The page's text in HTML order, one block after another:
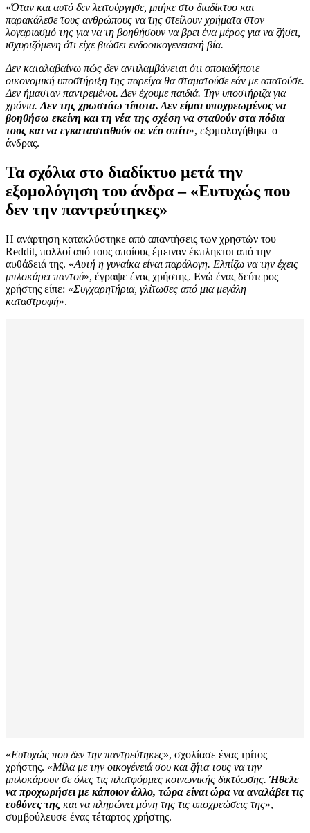
«Όταν και αυτό δεν λειτούργησε, μπήκε στο διαδίκτυο και
παρακάλεσε τους ανθρώπους να της στείλουν χρήματα στον
λογαριασμό της για να τη βοηθήσουν να βρει ένα μέρος για να ζήσει,
ισχυριζόμενη ότι είχε βιώσει ενδοοικογενειακή βία.
Δεν καταλαβαίνω πώς δεν αντιλαμβάνεται ότι οποιαδήποτε
οικονομική υποστήριξη της παρείχα θα σταματούσε εάν με απατούσε.
Δεν ήμασταν παντρεμένοι. Δεν έχουμε παιδιά. Την υποστήριζα για
χρόνια. Δεν της χρωστάω τίποτα. Δεν είμαι υποχρεωμένος να
βοηθήσω εκείνη και τη νέα της σχέση να σταθούν στα πόδια
τους και να εγκατασταθούν σε νέο σπίτι», εξομολογήθηκε ο
άνδρας.
Τα σχόλια στο διαδίκτυο μετά την
εξομολόγηση του άνδρα – «Ευτυχώς που
δεν την παντρεύτηκες»
Η ανάρτηση κατακλύστηκε από απαντήσεις των χρηστών του
Reddit, πολλοί από τους οποίους έμειναν έκπληκτοι από την
αυθάδειά της. «Αυτή η γυναίκα είναι παράλογη. Ελπίζω να την έχεις
μπλοκάρει παντού», έγραψε ένας χρήστης. Ενώ ένας δεύτερος
χρήστης είπε: «Συγχαρητήρια, γλίτωσες από μια μεγάλη
καταστροφή».
«Ευτυχώς που δεν την παντρεύτηκες», σχολίασε ένας τρίτος
χρήστης. «Μίλα με την οικογένειά σου και ζήτα τους να την
μπλοκάρουν σε όλες τις πλατφόρμες κοινωνικής δικτύωσης. Ήθελε
να προχωρήσει με κάποιον άλλο, τώρα είναι ώρα να αναλάβει τις
ευθύνες της και να πληρώνει μόνη της τις υποχρεώσεις της»,
συμβούλευσε ένας τέταρτος χρήστης.